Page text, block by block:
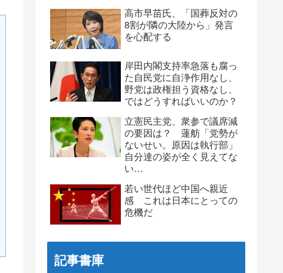
高市早苗氏、「国葬反対の
8割が隣の大陸から」発言
を心配する
岸田内閣支持率急落も腐っ
た自民党に自浄作用なし、
野党は政権担う資格なし、
ではどうすればいいのか？
立憲民主党、衆参で議席減
の要因は？ 蓮舫「党勢が
ないせい。原因は執行部」
自分達の姿が全く見えてな
い…
若い世代ほど中国へ親近
感 これは日本にとっての
危機だ
記事書庫